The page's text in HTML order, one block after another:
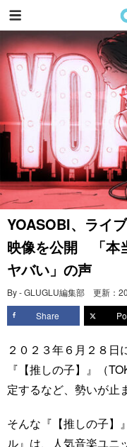
YOASOBI、ライ
映像を公開 「本
ヤバい」の声
By - GLUGLU編集部 更新：
Share
２０２３年６月２８日
『【推しの子】』（
定するなど、勢いが止
そんな『【推しの子】
ル』は、人気音楽ユニ